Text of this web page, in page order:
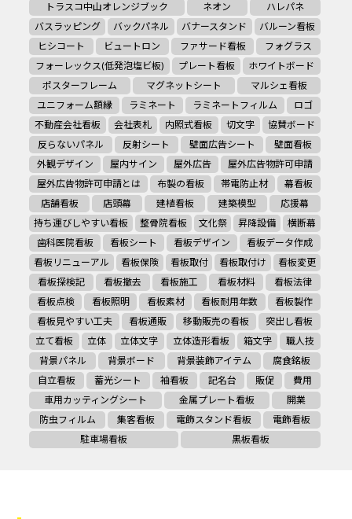
トラスコ中山オレンジブック
ネオン
ハレパネ
バスラッピング
バックパネル バナースタンド
バルーン看板
ヒシコート
ビュートロン ファサード看板
フォグラス
フォーレックス(低発泡塩ビ板)
プレート看板
ホワイトボード
ポスターフレーム
マグネットシート
マルシェ看板
ユニフォーム額縁
ラミネート ラミネートフィルム
ロゴ
不動産会社看板
会社表札 内照式看板 切文字
協賛ボード
反らないパネル
反射シート 壁面広告シート
壁面看板
外観デザイン
屋内サイン 屋外広告
屋外広告物許可申請
屋外広告物許可申請とは
布製の看板 帯電防止材
幕看板
店舗看板
店頭幕 建植看板 建築模型
応援幕
持ち運びしやすい看板
整骨院看板 文化祭 昇降設備
横断幕
歯科医院看板
看板シート 看板デザイン
看板データ作成
看板リニューアル
看板保険 看板取付 看板取付け
看板変更
看板探検記
看板撤去 看板施工 看板材料
看板法律
看板点検
看板照明 看板素材 看板耐用年数
看板製作
看板見やすい工夫
看板通販 移動販売の看板
突出し看板
立て看板
立体 立体文字 立体造形看板 箱文字
職人技
背景パネル
背景ボード 背景装飾アイテム
腐食銘板
自立看板
蓄光シート 袖看板 記名台 販促
費用
車用カッティングシート
金属プレート看板
開業
防虫フィルム
集客看板 電飾スタンド看板
電飾看板
駐車場看板
黒板看板